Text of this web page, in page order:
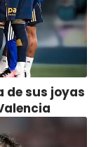
de sus joyas